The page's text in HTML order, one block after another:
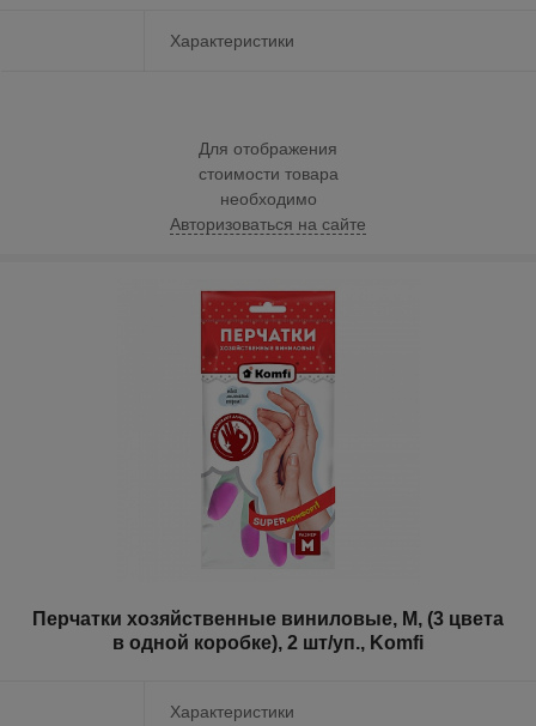
Характеристики
Для отображения
стоимости товара
необходимо
Авторизоваться на сайте
Перчатки хозяйственные виниловые, M, (3 цвета
в одной коробке), 2 шт/уп., Komfi
Характеристики